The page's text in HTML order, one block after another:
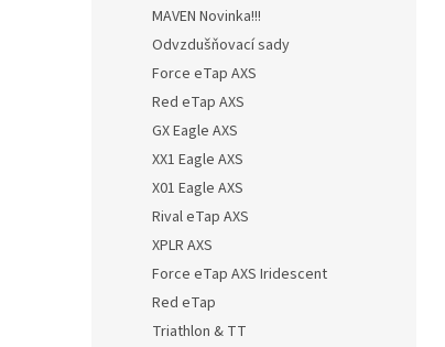
MAVEN Novinka!!!
Odvzdušňovací sady
Force eTap AXS
Red eTap AXS
GX Eagle AXS
XX1 Eagle AXS
X01 Eagle AXS
Rival eTap AXS
XPLR AXS
Force eTap AXS Iridescent
Red eTap
Triathlon & TT